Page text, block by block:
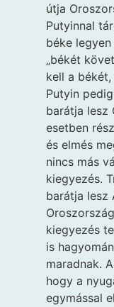
útja
Putyinnal
béke
„békét
kell a békét,
Putyin
barátja lesz
esetben
és elmés
nincs más
kiegyezés.
barátja lesz
kiegyezés
is
maradnak.
hogy a
egymással